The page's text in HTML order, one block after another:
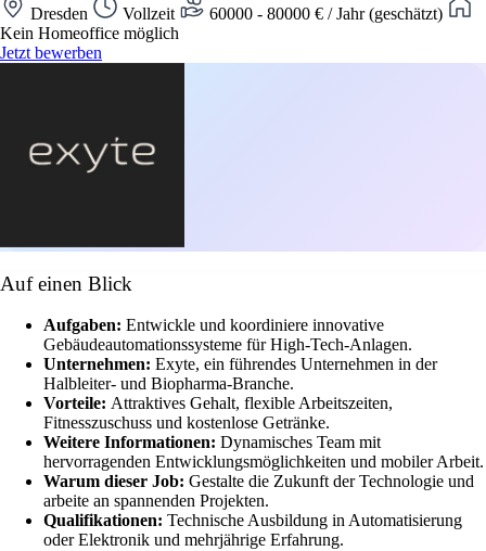
Dresden Vollzeit
60000 - 80000 € / Jahr (geschätzt)
Kein Homeoffice möglich
Jetzt bewerben
Auf einen Blick
Aufgaben: Entwickle und koordiniere innovative
Gebäudeautomationssysteme für High-Tech-Anlagen.
Unternehmen: Exyte, ein führendes Unternehmen in der
Halbleiter- und Biopharma-Branche.
Vorteile: Attraktives Gehalt, flexible Arbeitszeiten,
Fitnesszuschuss und kostenlose Getränke.
Weitere Informationen: Dynamisches Team mit
hervorragenden Entwicklungsmöglichkeiten und mobiler Arbeit.
Warum dieser Job: Gestalte die Zukunft der Technologie und
arbeite an spannenden Projekten.
Qualifikationen: Technische Ausbildung in Automatisierung
oder Elektronik und mehrjährige Erfahrung.